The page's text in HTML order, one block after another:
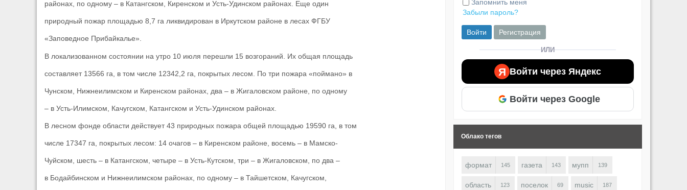
районах, по одному – в Катангском, Киренском и Усть-Удинском районах. Еще один
природный пожар площадью 8,7 га ликвидирован в Иркутском районе в лесах ФГБУ
«Заповедное Прибайкалье».
В локализованном состоянии на утро 10 июля перешли 15 возгораний. Их общая площадь
составляет 13566 га, в том числе 12342,2 га, покрытых лесом. По три пожара «поймано» в
Чунском, Нижнеилимском и Киренском районах, два – в Жигаловском районе, по одному
– в Усть-Илимском, Качугском, Катангском и Усть-Удинском районах.
В лесном фонде области действует 43 природных пожара общей площадью 19590 га, в том
числе 17347 га, покрытых лесом: 14 очагов – в Киренском районе, восемь – в Мамско-
Чуйском, шесть – в Катангском, четыре – в Усть-Кутском, три – в Жигаловском, по два –
в Бодайбинском и Нижнеилимском районах, по одному – в Тайшетском, Качугском,
Запомнить меня
Забыли пароль?
Войти Регистрация
ИЛИ
Я Войти через Яндекс
Войти через Google
Облако тегов
формат 145 газета 143 мупп 139
область 123 поселок 69 music 187